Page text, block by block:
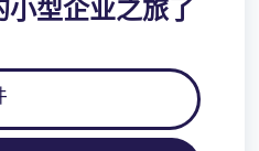
小型企业之旅了